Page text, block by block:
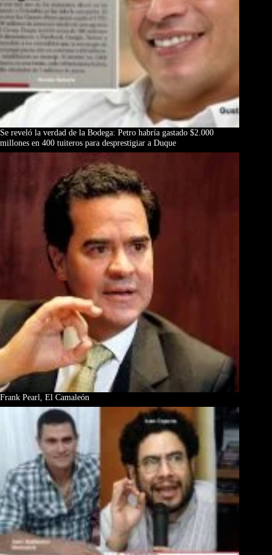
Se reveló la verdad de la Bodega: Petro habría gastado $2.000
millones en 400 tuiteros para desprestigiar a Duque
Frank Pearl, El Camaleón